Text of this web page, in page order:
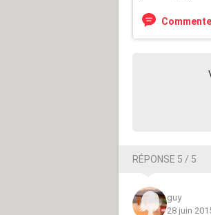
RÉPONSE 5 / 5
guy
28 juin